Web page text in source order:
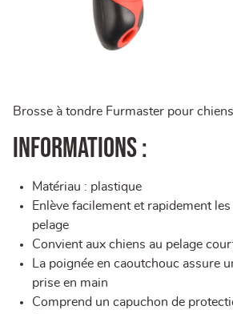
Brosse à tondre Furmaster pour
Informations :
Matériau : plastique
Enlève facilement et rapidement
pelage
Convient aux chiens au pelage
La poignée en caoutchouc assure
prise en main
Comprend un capuchon de